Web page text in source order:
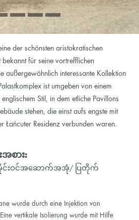
der schönsten aristokratischen
bekannt für seine vortrefflichen
außergewöhnlich interessante Kollektion
ist umgeben von einem
Stil, in dem etliche Pavillons
stehen, die einst aufs engste mit
Łańcuter Residenz verbunden waren.
စား:
င်းဝင်အဆောက်အအုံ/ ပြတိုက်
wurde durch eine Injektion von
vertikale Isolierung wurde mit Hilfe